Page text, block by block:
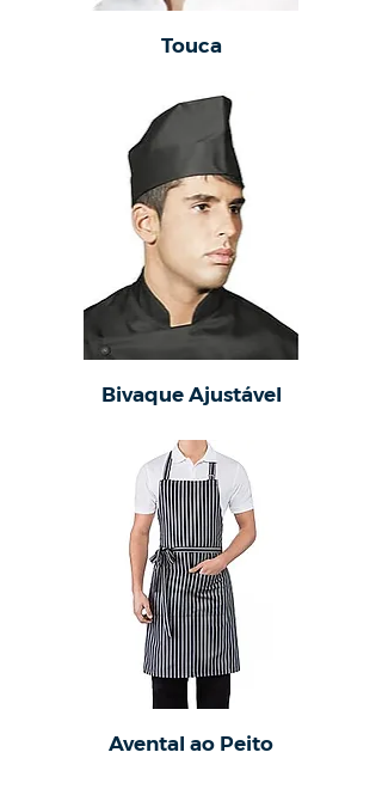
Touca
Bivaque Ajustável
Avental ao Peito